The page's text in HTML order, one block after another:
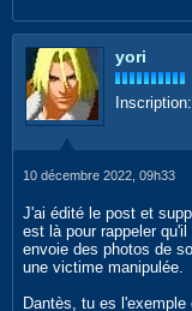
yori
Inscription:
10 décembre 2022, 09h33
J'ai édité le post et
est là pour rappeler
envoie des photos de
une victime manipulée.
Dantès, tu es